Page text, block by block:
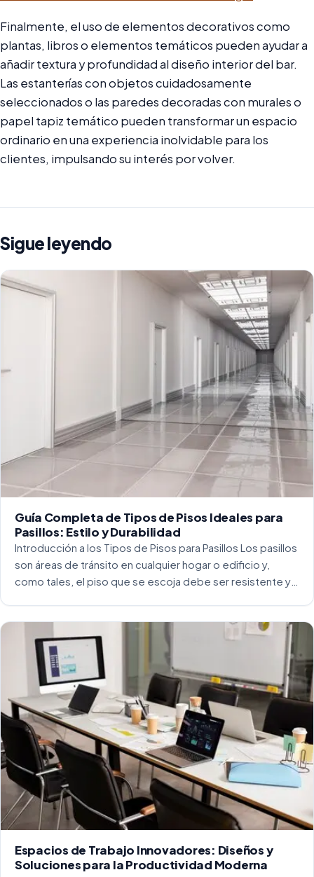
Finalmente, el uso de elementos decorativos como
plantas, libros o elementos temáticos pueden ayudar a
añadir textura y profundidad al diseño interior del bar.
Las estanterías con objetos cuidadosamente
seleccionados o las paredes decoradas con murales o
papel tapiz temático pueden transformar un espacio
ordinario en una experiencia inolvidable para los
clientes, impulsando su interés por volver.
Sigue leyendo
Guía Completa de Tipos de Pisos Ideales para
Pasillos: Estilo y Durabilidad
Introducción a los Tipos de Pisos para Pasillos Los pasillos
son áreas de tránsito en cualquier hogar o edificio y,
como tales, el piso que se escoja debe ser resistente y
Espacios de Trabajo Innovadores: Diseños y
Soluciones para la Productividad Moderna